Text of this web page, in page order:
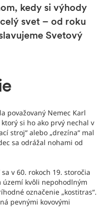
kedy si výhody
svet – od roku
Svetový
považovaný Nemec Karl
si ho ako prvý nechal v
stroj“ alebo „drezína“ mal
sa odrážal nohami od
v 60. rokoch 19. storočia
kvôli nepohodlným
označenie „kostitras“.
pevnými kovovými